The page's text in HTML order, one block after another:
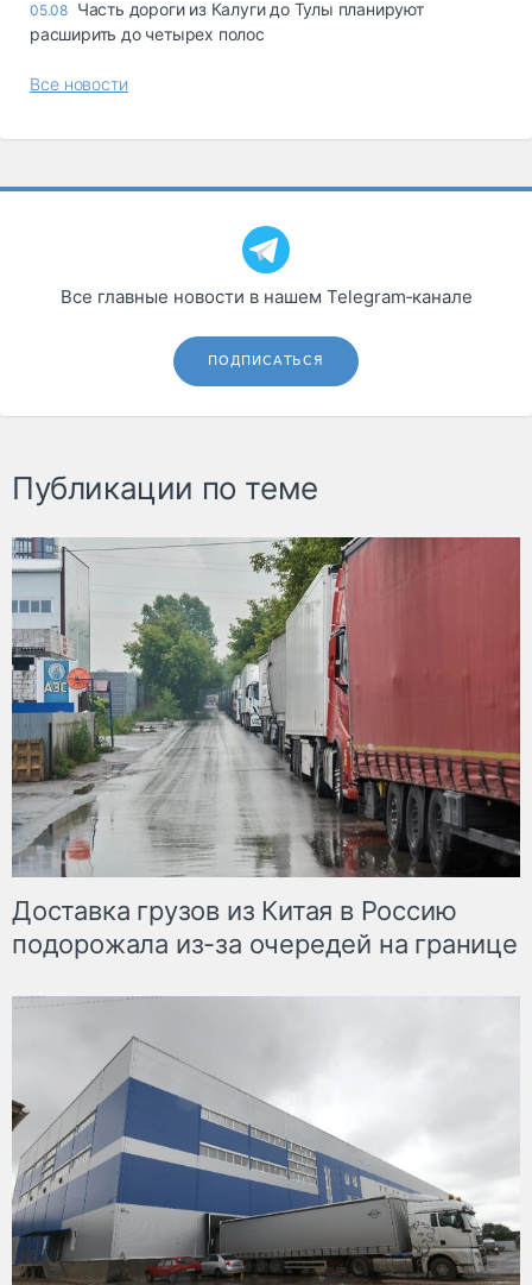
05.08 Часть дороги из Калуги до Тулы планируют
расширить до четырех полос
Все новости
Все главные новости в нашем Telegram‑канале
ПОДПИСАТЬСЯ
Публикации по теме
Доставка грузов из Китая в Россию
подорожала из-за очередей на границе